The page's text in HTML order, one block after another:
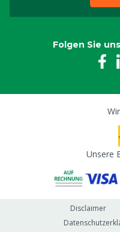
Folgen Sie
Unsere
Disclaimer